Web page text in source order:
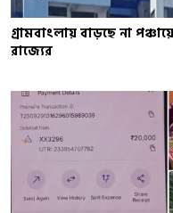
গ্রামবাংলায় বাড়ছে না
রাজ্যের